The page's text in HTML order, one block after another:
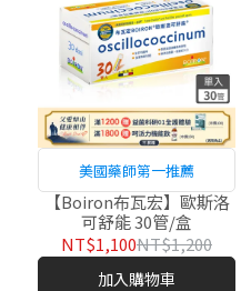
美國藥師第一推薦
【Boiron布瓦宏】歐斯洛
可舒能 30管/盒
NT$1,100NT$1,200
加入購物車